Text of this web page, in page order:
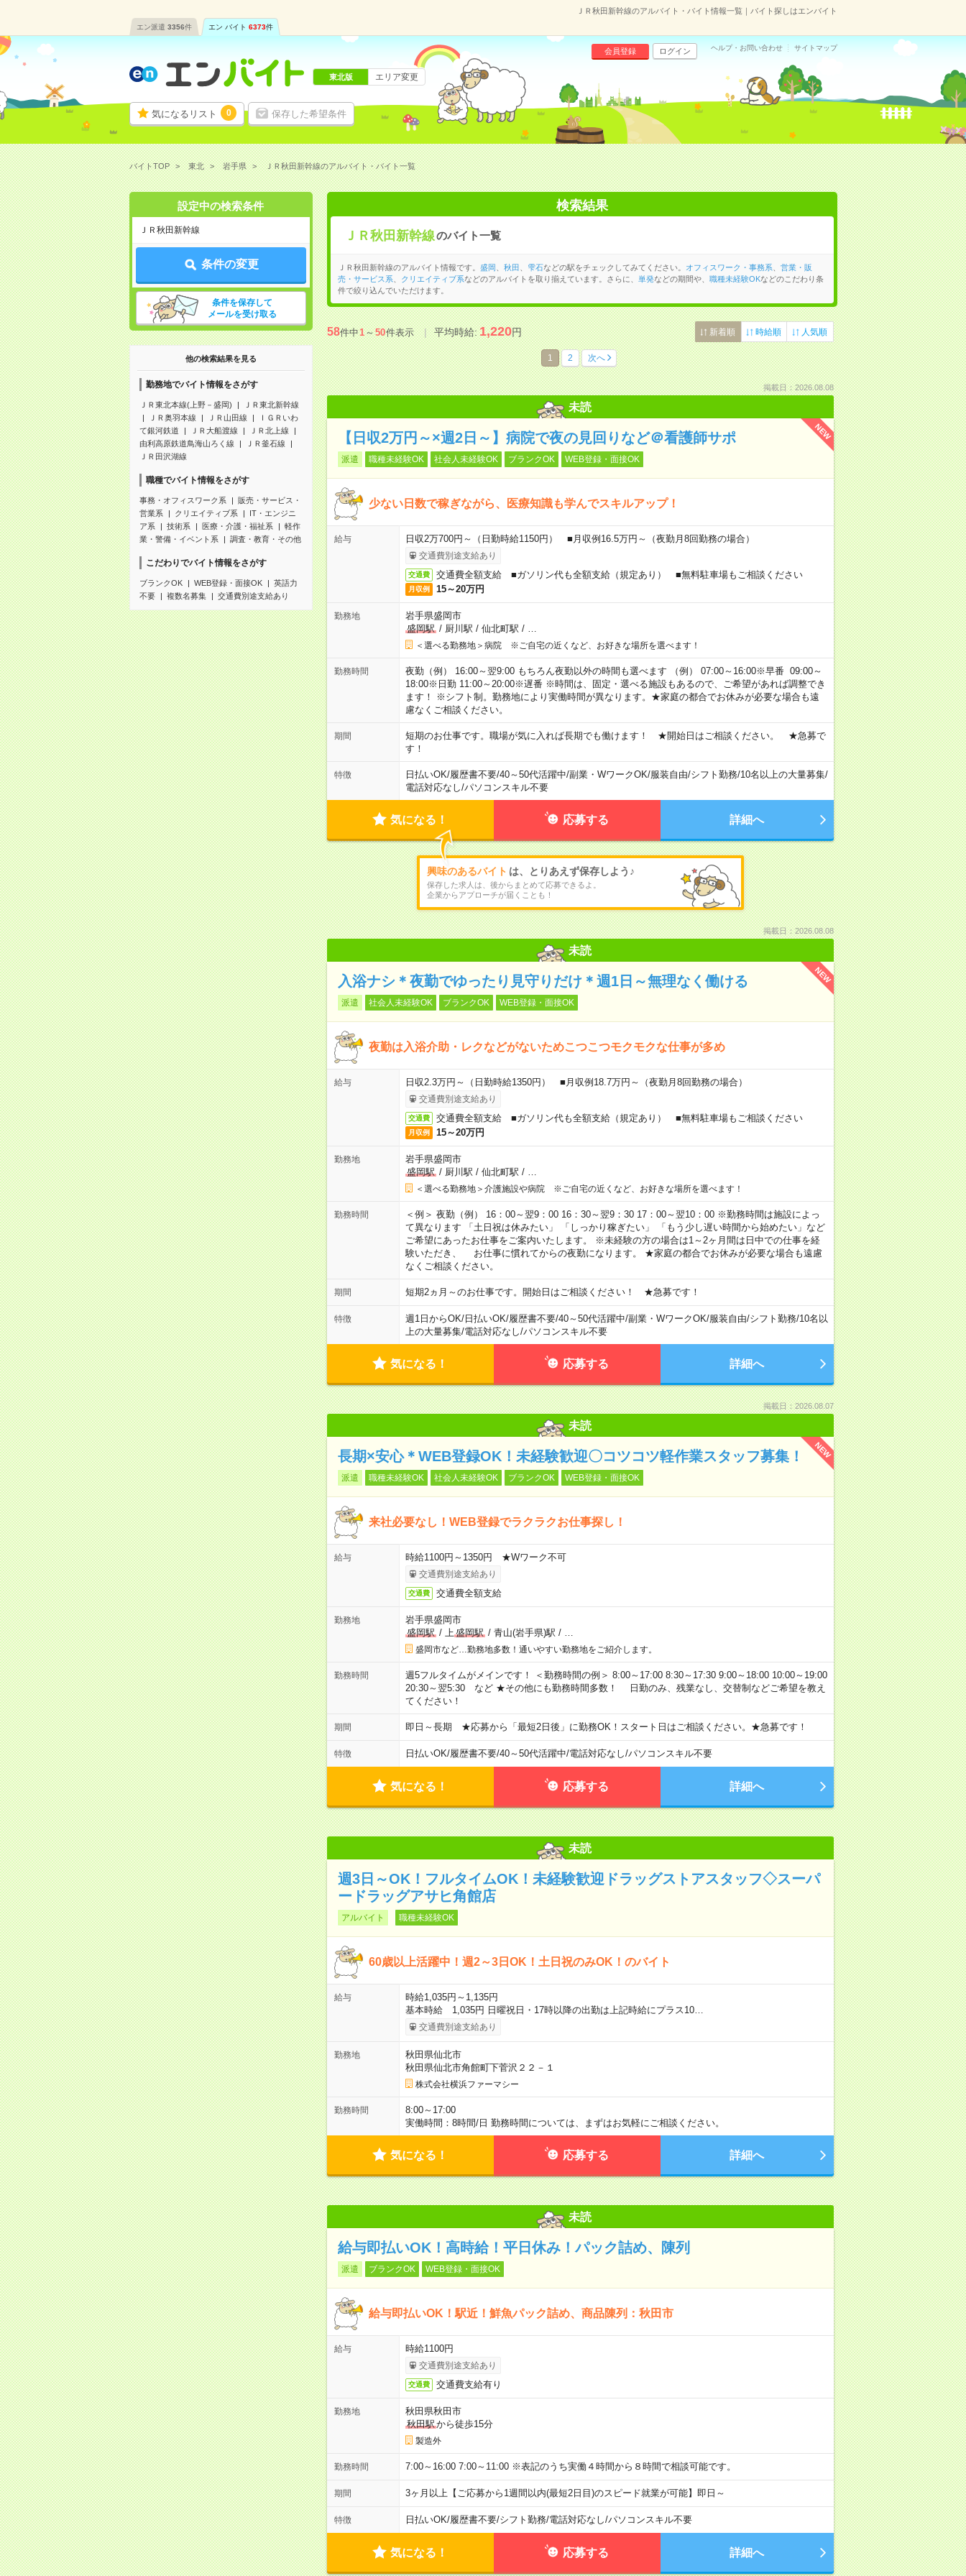
ＪＲ秋田新幹線のアルバイト・バイト情報一覧｜バイト探しはエンバイト
エン派遣 3356件 エン バイト 6373件
気になるリスト 0 保存した希望条件
会員登録 ログイン ヘルプ・お問い合わせ サイトマップ
東北版 エリア変更
バイトTOP 東北 岩手県 ＪＲ秋田新幹線のアルバイト・バイト一覧
設定中の検索条件
ＪＲ秋田新幹線
条件の変更
条件を保存して
メールを受け取る
他の検索結果を見る
勤務地でバイト情報をさがす
ＪＲ東北本線(上野－盛岡)
ＪＲ東北新幹線
ＪＲ奥羽本線
ＪＲ山田線
ＩＧＲいわ
て銀河鉄道
ＪＲ大船渡線
ＪＲ北上線
由利高原鉄道鳥海山ろく線
ＪＲ釜石線
ＪＲ田沢湖線
職種でバイト情報をさがす
事務・オフィスワーク系
販売・サービス・
営業系
クリエイティブ系
IT・エンジニ
ア系
技術系 医療・介護・福祉系
軽作
業・警備・イベント系
調査・教育・その他
こだわりでバイト情報をさがす
ブランクOK WEB登録・面接OK
英語力
不要
複数名募集 交通費別途支給あり
検索結果
ＪＲ秋田新幹線のバイト一覧
ＪＲ秋田新幹線のアルバイト情報です。 盛岡 秋田 雫石などの駅をチェックしてみてください。 オフィスワーク・事務系
営業・販
売・サービス系
クリエイティブ系などのアルバイトを取り揃えています。さらに、 単発などの期間や、 職種未経験OKなどのこだわり条
件で絞り込んでいただけます。
58件中1～50件表示 平均時給:1,220円 新着順 時給順 人気順
1 2 次へ
掲載日：2026.08.08
未読
NEW
【日収2万円～×週2日～】病院で夜の見回りなど＠看護師サポ
派遣 職種未経験OK 社会人未経験OK ブランクOK WEB登録・面接OK
少ない日数で稼ぎながら、医療知識も学んでスキルアップ！
給与 日収2万700円～（日勤時給1150円） ■月収例16.5万円～（夜勤月8回勤務の場合）
交通費別途支給あり
交通費 交通費全額支給 ■ガソリン代も全額支給（規定あり） ■無料駐車場もご相談ください
月収例 15～20万円
勤務地
岩手県盛岡市
盛岡駅/ 厨川駅 / 仙北町駅 /
＜選べる勤務地＞病院 ※ご自宅の近くなど、お好きな場所を選べます！
勤務時間
夜勤（例） 16:00～翌9:00 もちろん夜勤以外の時間も選べます （例） 07:00～16:00※早番 09:00～
18:00※日勤 11:00～20:00※遅番 ※時間は、固定・選べる施設もあるので、ご希望があれば調整でき
ます！ ※シフト制。勤務地により実働時間が異なります。★家庭の都合でお休みが必要な場合も遠
慮なくご相談ください。
期間
短期のお仕事です。職場が気に入れば長期でも働けます！ ★開始日はご相談ください。 ★急募で
す！
特徴 日払いOK/履歴書不要/40～50代活躍中/副業・WワークOK/服装自由/シフト勤務/10名以上の大量募集/
電話対応なし/パソコンスキル不要
気になる！ 応募する 詳細へ
興味のあるバイト は、とりあえず保存しよう♪
保存した求人は、後からまとめて応募できるよ。
企業からアプローチが届くことも！
掲載日：2026.08.08
未読
NEW
入浴ナシ＊夜勤でゆったり見守りだけ＊週1日～無理なく働ける
派遣 社会人未経験OK ブランクOK WEB登録・面接OK
夜勤は入浴介助・レクなどがないためこつこつモクモクな仕事が多め
給与 日収2.3万円～（日勤時給1350円） ■月収例18.7万円～（夜勤月8回勤務の場合）
交通費別途支給あり
交通費 交通費全額支給 ■ガソリン代も全額支給（規定あり） ■無料駐車場もご相談ください
月収例 15～20万円
勤務地
岩手県盛岡市
盛岡駅/ 厨川駅 / 仙北町駅 /
＜選べる勤務地＞介護施設や病院 ※ご自宅の近くなど、お好きな場所を選べます！
勤務時間
＜例＞ 夜勤（例） 16：00～翌9：00 16：30～翌9：30 17：00～翌10：00 ※勤務時間は施設によっ
て異なります 「土日祝は休みたい」 「しっかり稼ぎたい」 「もう少し遅い時間から始めたい」など
ご希望にあったお仕事をご案内いたします。 ※未経験の方の場合は1～2ヶ月間は日中での仕事を経
験いただき、 お仕事に慣れてからの夜勤になります。 ★家庭の都合でお休みが必要な場合も遠慮
なくご相談ください。
期間 短期2ヵ月～のお仕事です。開始日はご相談ください！ ★急募です！
特徴 週1日からOK/日払いOK/履歴書不要/40～50代活躍中/副業・WワークOK/服装自由/シフト勤務/10名以
上の大量募集/電話対応なし/パソコンスキル不要
気になる！ 応募する 詳細へ
掲載日：2026.08.07
未読
NEW
長期×安心＊WEB登録OK！未経験歓迎〇コツコツ軽作業スタッフ募集！
派遣 職種未経験OK 社会人未経験OK ブランクOK WEB登録・面接OK
来社必要なし！WEB登録でラクラクお仕事探し！
給与 時給1100円～1350円 ★Wワーク不可
交通費別途支給あり
交通費 交通費全額支給
勤務地
岩手県盛岡市
盛岡駅/ 上盛岡駅/ 青山(岩手県)駅 /
盛岡市など…勤務地多数！通いやすい勤務地をご紹介します。
勤務時間
週5フルタイムがメインです！ ＜勤務時間の例＞ 8:00～17:00 8:30～17:30 9:00～18:00 10:00～19:00
20:30～翌5:30 など ★その他にも勤務時間多数！ 日勤のみ、残業なし、交替制などご希望を教え
てください！
期間 即日～長期 ★応募から「最短2日後」に勤務OK！スタート日はご相談ください。★急募です！
特徴 日払いOK/履歴書不要/40～50代活躍中/電話対応なし/パソコンスキル不要
気になる！ 応募する 詳細へ
未読
週3日～OK！フルタイムOK！未経験歓迎ドラッグストアスタッフ◇スーパ
ードラッグアサヒ角館店
アルバイト 職種未経験OK
60歳以上活躍中！週2～3日OK！土日祝のみOK！のバイト
給与
時給1,035円～1,135円
基本時給 1,035円 日曜祝日・17時以降の出勤は上記時給にプラス10…
交通費別途支給あり
勤務地
秋田県仙北市
秋田県仙北市角館町下菅沢２２－１
株式会社横浜ファーマシー
勤務時間
8:00～17:00
実働時間：8時間/日 勤務時間については、まずはお気軽にご相談ください。
気になる！ 応募する 詳細へ
未読
給与即払いOK！高時給！平日休み！パック詰め、陳列
派遣 ブランクOK WEB登録・面接OK
給与即払いOK！駅近！鮮魚パック詰め、商品陳列：秋田市
給与 時給1100円
交通費別途支給あり
交通費 交通費支給有り
勤務地
秋田県秋田市
秋田駅から徒歩15分
製造外
勤務時間 7:00～16:00 7:00～11:00 ※表記のうち実働４時間から８時間で相談可能です。
期間 3ヶ月以上【ご応募から1週間以内(最短2日目)のスピード就業が可能】即日～
特徴 日払いOK/履歴書不要/シフト勤務/電話対応なし/パソコンスキル不要
気になる！ 応募する 詳細へ